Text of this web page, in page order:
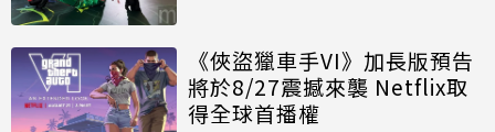
《俠盜獵車手VI》加長版預告
將於8/27震撼來襲 Netflix取
得全球首播權